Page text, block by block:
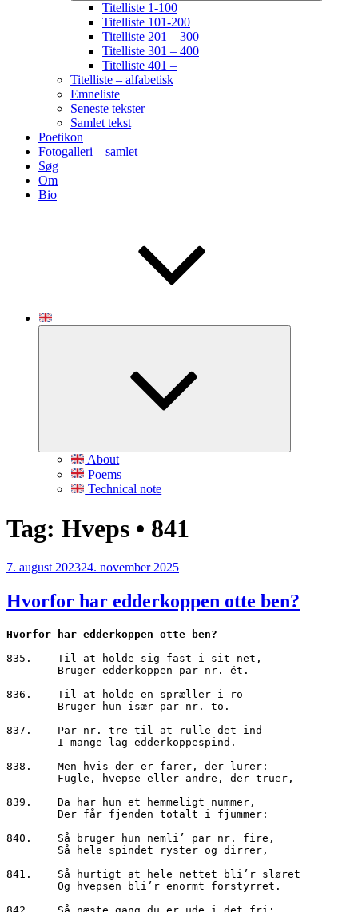
Titelliste 1-100
Titelliste 101-200
Titelliste 201 – 300
Titelliste 301 – 400
Titelliste 401 –
Titelliste – alfabetisk
Emneliste
Seneste tekster
Samlet tekst
Poetikon
Fotogalleri – samlet
Søg
Om
Bio
About
Poems
Technical note
Tag: Hveps • 841
Udgivet
7. august 202324. november 2025
Hvorfor har edderkoppen otte ben?
Hvorfor har edderkoppen otte ben?
835.	Til at holde sig fast i sit net,
836.	Til at holde en spræller i ro
837.	Par nr. tre til at rulle det ind
838.	Men hvis der er farer, der lurer:
839.	Da har hun et hemmeligt nummer,
840.	Så bruger hun nemli’ par nr. fire,
841.	Så hurtigt at hele nettet bli’r sløret